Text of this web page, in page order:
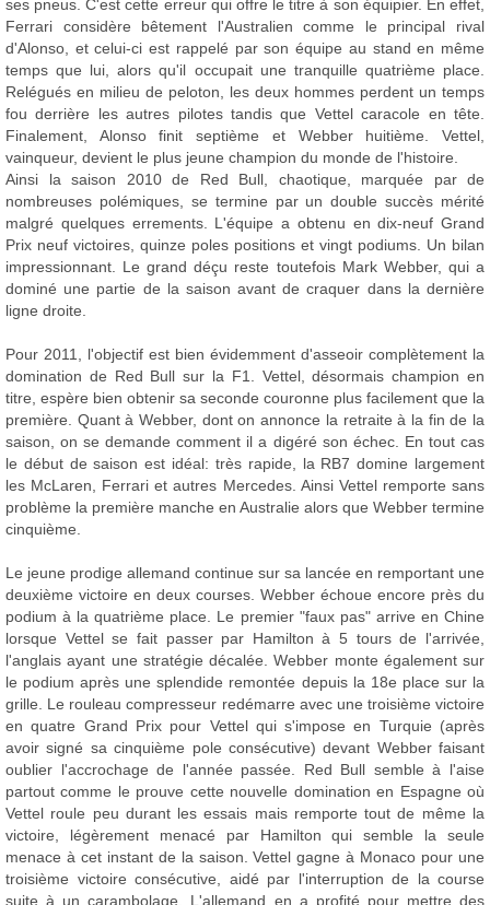
ses pneus. C'est cette erreur qui offre le titre à son équipier. En effet,
Ferrari considère bêtement l'Australien comme le principal rival
d'Alonso, et celui-ci est rappelé par son équipe au stand en même
temps que lui, alors qu'il occupait une tranquille quatrième place.
Relégués en milieu de peloton, les deux hommes perdent un temps
fou derrière les autres pilotes tandis que Vettel caracole en tête.
Finalement, Alonso finit septième et Webber huitième. Vettel,
vainqueur, devient le plus jeune champion du monde de l'histoire.
Ainsi la saison 2010 de Red Bull, chaotique, marquée par de
nombreuses polémiques, se termine par un double succès mérité
malgré quelques errements. L'équipe a obtenu en dix-neuf Grand
Prix neuf victoires, quinze poles positions et vingt podiums. Un bilan
impressionnant. Le grand déçu reste toutefois Mark Webber, qui a
dominé une partie de la saison avant de craquer dans la dernière
ligne droite.
Pour 2011, l'objectif est bien évidemment d'asseoir complètement la
domination de Red Bull sur la F1. Vettel, désormais champion en
titre, espère bien obtenir sa seconde couronne plus facilement que la
première. Quant à Webber, dont on annonce la retraite à la fin de la
saison, on se demande comment il a digéré son échec. En tout cas
le début de saison est idéal: très rapide, la RB7 domine largement
les McLaren, Ferrari et autres Mercedes. Ainsi Vettel remporte sans
problème la première manche en Australie alors que Webber termine
cinquième.
Le jeune prodige allemand continue sur sa lancée en remportant une
deuxième victoire en deux courses. Webber échoue encore près du
podium à la quatrième place. Le premier "faux pas" arrive en Chine
lorsque Vettel se fait passer par Hamilton à 5 tours de l'arrivée,
l'anglais ayant une stratégie décalée. Webber monte également sur
le podium après une splendide remontée depuis la 18e place sur la
grille. Le rouleau compresseur redémarre avec une troisième victoire
en quatre Grand Prix pour Vettel qui s'impose en Turquie (après
avoir signé sa cinquième pole consécutive) devant Webber faisant
oublier l'accrochage de l'année passée. Red Bull semble à l'aise
partout comme le prouve cette nouvelle domination en Espagne où
Vettel roule peu durant les essais mais remporte tout de même la
victoire, légèrement menacé par Hamilton qui semble la seule
menace à cet instant de la saison. Vettel gagne à Monaco pour une
troisième victoire consécutive, aidé par l'interruption de la course
suite à un carambolage. L'allemand en a profité pour mettre des